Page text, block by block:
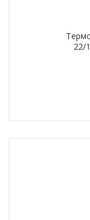
22/